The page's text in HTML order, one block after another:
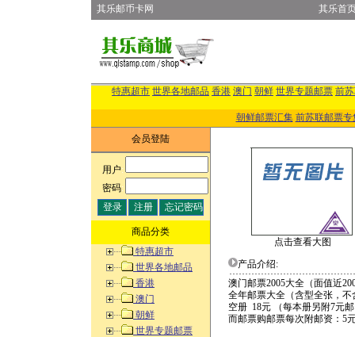
其乐邮币卡网 其乐首
特惠超市 世界各地邮品 香港 澳门 朝鲜 世界专题邮票 前
朝鲜邮票汇集 前苏联邮票专
会员登陆
用户:
密码:
商品分类
特惠超市
世界各地邮品
香港
澳门
朝鲜
世界专题邮票
点击查看大图
产品介绍:
澳门邮票2005大全（面值近
全年邮票大全（含型全张，
空册 18元 （每本册另附7元
而邮票购邮票每次附邮资：5